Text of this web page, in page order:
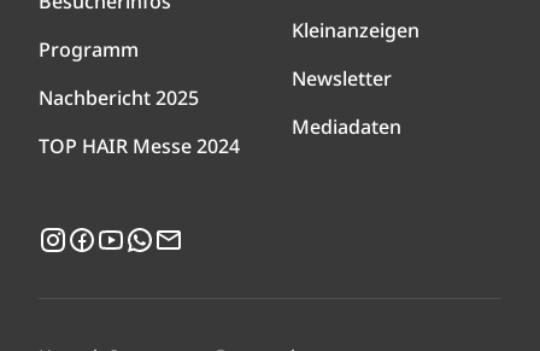
Programm
Nachbericht 2025
TOP HAIR Messe 2024
Kleinanzeigen
Newsletter
Mediadaten
Instagram
Facebook
YouTubeWhatsApp